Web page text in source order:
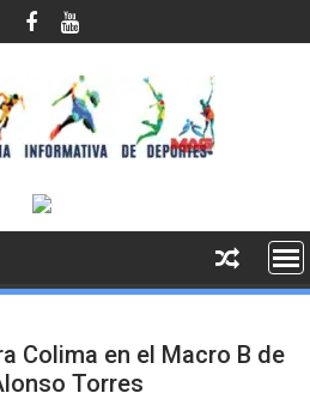
Colima en el Macro B de
Torres